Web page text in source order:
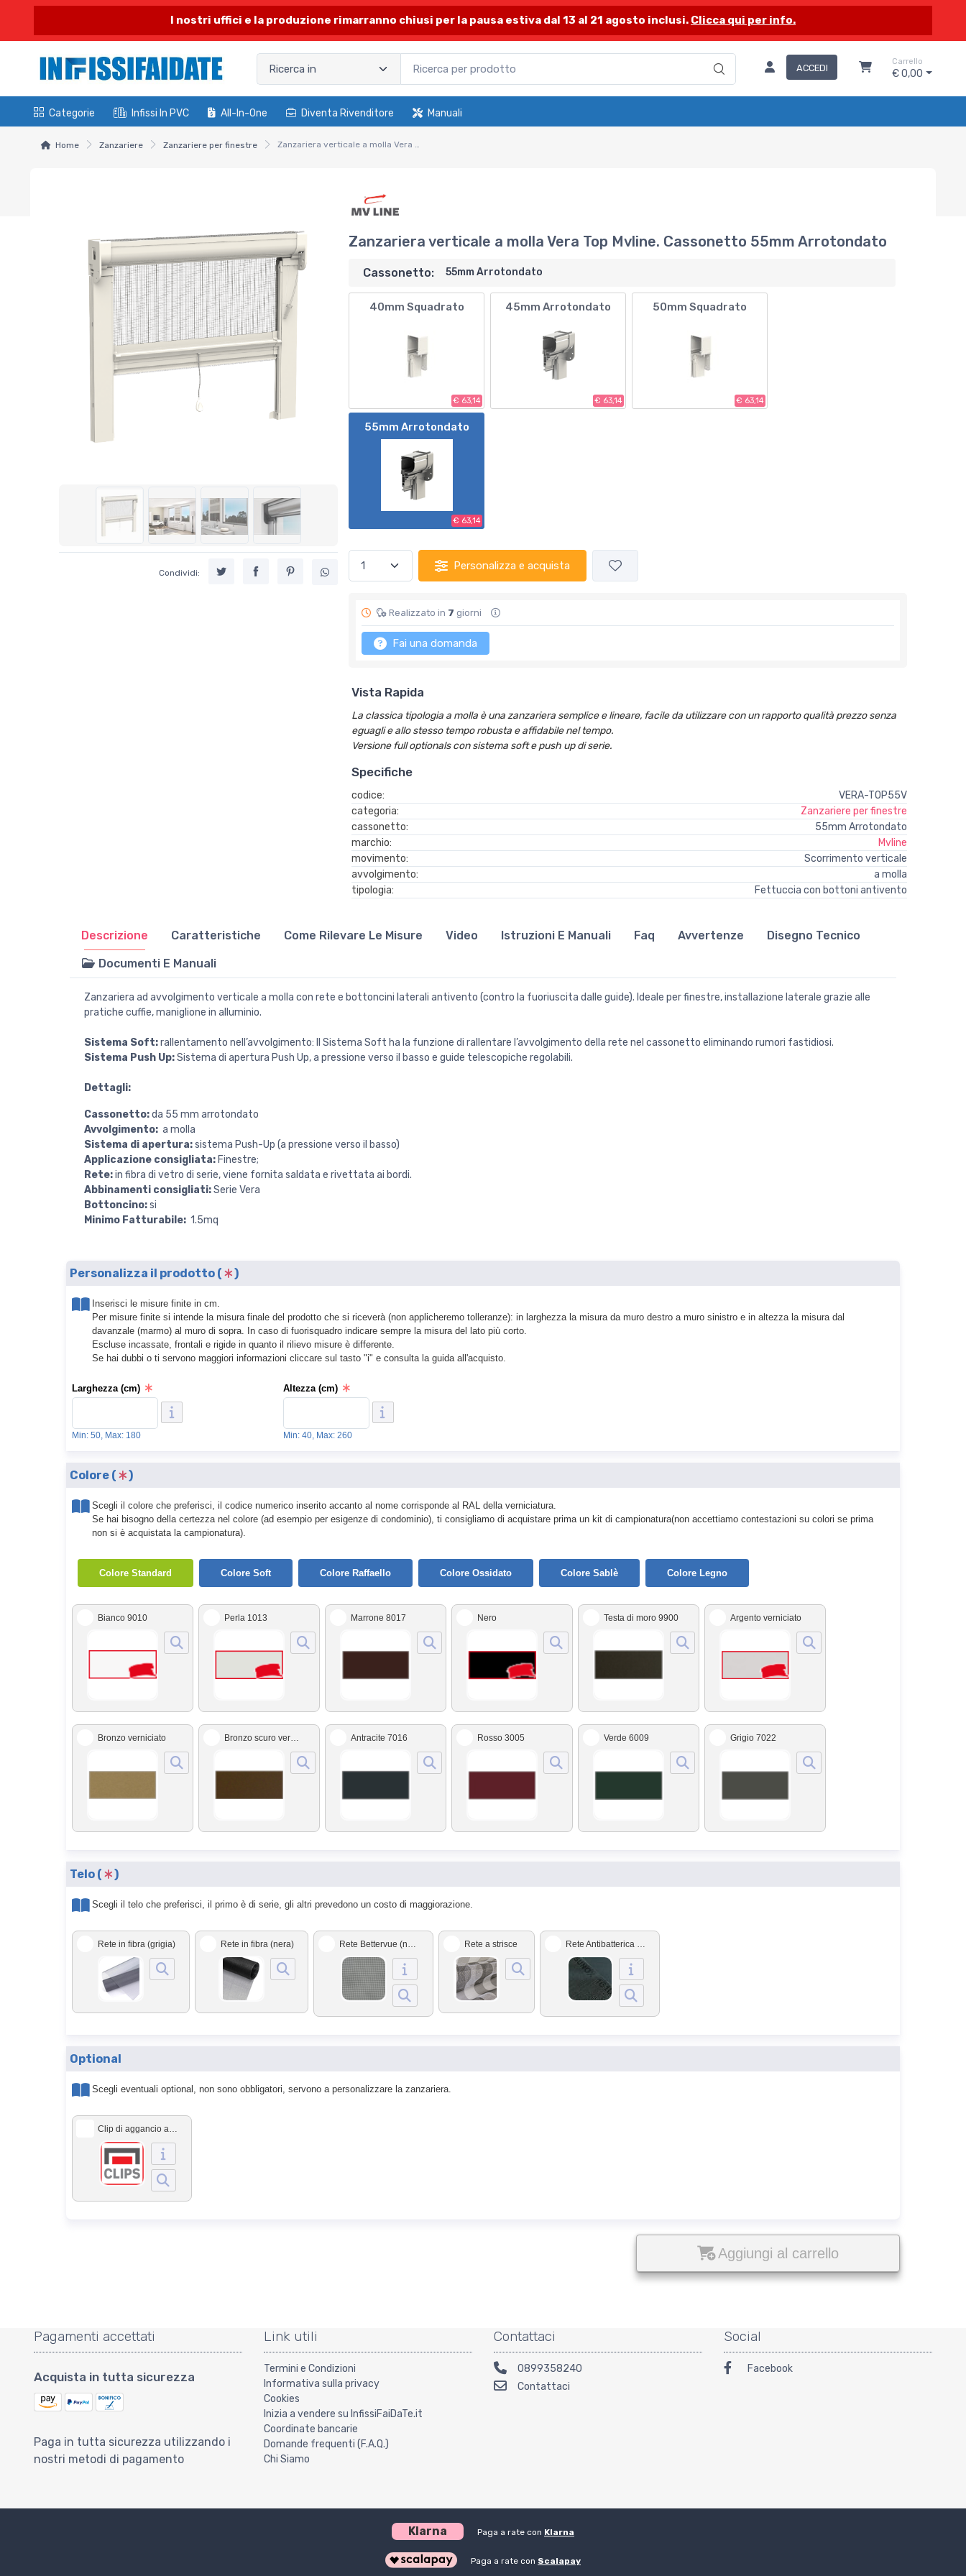
I nostri uffici e la produzione rimarranno chiusi per la pausa estiva dal 13 al 21 agosto inclusi. Clicca qui per info.
ACCEDI
Carrello
€ 0,00
Categorie Infissi In PVC All-In-One Diventa Rivenditore Manuali
Home Zanzariere Zanzariere per finestre Zanzariera verticale a molla Vera Top Mvline. Cassonetto 55mm Arrotondato
Condividi:
Zanzariera verticale a molla Vera Top Mvline. Cassonetto 55mm Arrotondato
Cassonetto: 55mm Arrotondato
40mm Squadrato
€ 63,14
45mm Arrotondato
€ 63,14
50mm Squadrato
€ 63,14
55mm Arrotondato
€ 63,14
Personalizza e acquista
Realizzato in 7 giorni
Fai una domanda
Vista Rapida
La classica tipologia a molla è una zanzariera semplice e lineare, facile da utilizzare con un rapporto qualità prezzo senza
eguagli e allo stesso tempo robusta e affidabile nel tempo.
Versione full optionals con sistema soft e push up di serie.
Specifiche
codice:
VERA-TOP55V
categoria:
Zanzariere per finestre
cassonetto:
55mm Arrotondato
marchio:
Mvline
movimento:
Scorrimento verticale
avvolgimento:
a molla
tipologia:
Fettuccia con bottoni antivento
Descrizione Caratteristiche Come Rilevare Le Misure Video Istruzioni E Manuali Faq Avvertenze Disegno Tecnico
Documenti E Manuali
Zanzariera ad avvolgimento verticale a molla con rete e bottoncini laterali antivento (contro la fuoriuscita dalle guide). Ideale per finestre, installazione laterale grazie alle
pratiche cuffie, maniglione in alluminio.
Sistema Soft:rallentamento nell’avvolgimento: Il Sistema Soft ha la funzione di rallentare l’avvolgimento della rete nel cassonetto eliminando rumori fastidiosi.
Sistema Push Up:Sistema di apertura Push Up, a pressione verso il basso e guide telescopiche regolabili.
Dettagli:
Cassonetto:da 55 mm arrotondato
Avvolgimento: a molla
Sistema di apertura:sistema Push-Up (a pressione verso il basso)
Applicazione consigliata: Finestre;
Rete:in fibra di vetro di serie, viene fornita saldata e rivettata ai bordi.
Abbinamenti consigliati:Serie Vera
Bottoncino:si
Minimo Fatturabile: 1.5mq
Personalizza il prodotto ( )
Inserisci le misure finite in cm.
Per misure finite si intende la misura finale del prodotto che si riceverà (non applicheremo tolleranze): in larghezza la misura da muro destro a muro sinistro e in altezza la misura dal
davanzale (marmo) al muro di sopra. In caso di fuorisquadro indicare sempre la misura del lato più corto.
Escluse incassate, frontali e rigide in quanto il rilievo misure è differente.
Se hai dubbi o ti servono maggiori informazioni cliccare sul tasto "i" e consulta la guida all'acquisto.
Larghezza (cm)
Min: 50, Max: 180
Altezza (cm)
Min: 40, Max: 260
Colore ( )
Scegli il colore che preferisci, il codice numerico inserito accanto al nome corrisponde al RAL della verniciatura.
Se hai bisogno della certezza nel colore (ad esempio per esigenze di condominio), ti consigliamo di acquistare prima un kit di campionatura(non accettiamo contestazioni su colori se prima
non si è acquistata la campionatura).
Colore Standard Colore Soft Colore Raffaello Colore Ossidato Colore Sablè Colore Legno
Bianco 9010 Perla 1013 Marrone 8017 Nero Testa di moro 9900 Argento verniciato
Bronzo verniciato Bronzo scuro verniciato Antracite 7016 Rosso 3005 Verde 6009 Grigio 7022
Telo ( )
Scegli il telo che preferisci, il primo è di serie, gli altri prevedono un costo di maggiorazione.
Rete in fibra (grigia) Rete in fibra (nera) Rete Bettervue (nera) Rete a strisce Rete Antibatterica SunoX
Optional
Scegli eventuali optional, non sono obbligatori, servono a personalizzare la zanzariera.
Clip di aggancio al cassonetto
Aggiungi al carrello
Pagamenti accettati
Acquista in tutta sicurezza
Paga in tutta sicurezza utilizzando i
nostri metodi di pagamento
Link utili
Termini e Condizioni
Informativa sulla privacy
Cookies
Inizia a vendere su InfissiFaiDaTe.it
Coordinate bancarie
Domande frequenti (F.A.Q.)
Chi Siamo
Contattaci
0899358240
Contattaci
Social
Facebook
Klarna Paga a rate con Klarna
Paga a rate con Scalapay